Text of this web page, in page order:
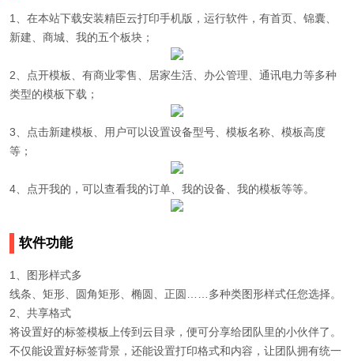
1、在本站下载安装精臣云打印手机版，运行软件，有首页、锦囊、
新建、商城、我的五个板块；
2、点开模板、有商业零售、居家生活、办公管理、通讯电力等多种
类型的模板下载；
3、点击新建模板、用户可以设置设备型号、模板名称、模板高度
等；
4、点开我的，可以查看我的订单、我的设备、我的模板等等。
软件功能
1、图形样式多
线条、矩形、圆角矩形、椭圆、正圆……多种类图形样式任您选择。
2、共享格式
将设置好的标签模板上传到云目录，便可分享给团队里的小伙伴了。
不仅能设置好标签背景，还能设置打印格式和内容，让团队拥有统一